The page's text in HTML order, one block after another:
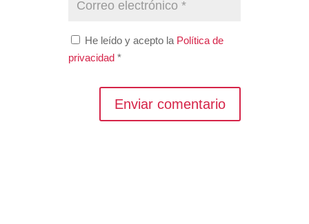
He leído y acepto la Política de
privacidad *
Enviar comentario